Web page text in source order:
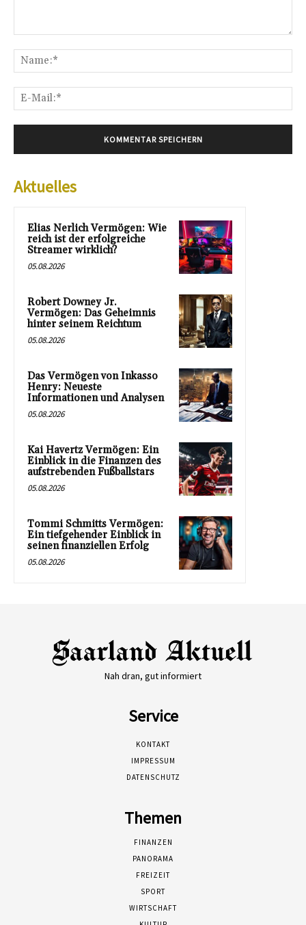
Aktuelles
Elias Nerlich Vermögen: Wie
reich ist der erfolgreiche
Streamer wirklich?
05.08.2026
Robert Downey Jr.
Vermögen: Das Geheimnis
hinter seinem Reichtum
05.08.2026
Das Vermögen von Inkasso
Henry: Neueste
Informationen und Analysen
05.08.2026
Kai Havertz Vermögen: Ein
Einblick in die Finanzen des
aufstrebenden Fußballstars
05.08.2026
Tommi Schmitts Vermögen:
Ein tiefgehender Einblick in
seinen finanziellen Erfolg
05.08.2026
Nah dran, gut informiert
Service
KONTAKT
IMPRESSUM
DATENSCHUTZ
Themen
FINANZEN
PANORAMA
FREIZEIT
SPORT
WIRTSCHAFT